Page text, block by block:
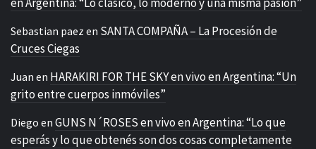
Sebastian paez en SANTA COMPAÑA – La Procesión de
Cruces Ciegas
Juan en HARAKIRI FOR THE SKY en vivo en Argentina: “Un
grito entre cuerpos inmóviles”
Diego en GUNS N´ROSES en vivo en Argentina: “Lo que
esperás y lo que obtenés son dos cosas completamente